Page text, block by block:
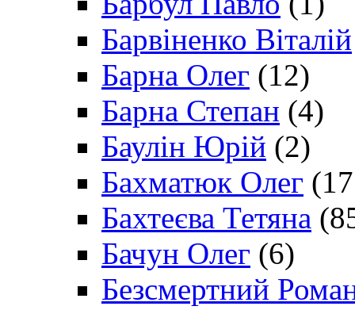
Барвіненко Віталій
Барна Олег (12)
Барна Степан (4)
Баулін Юрій (2)
Бахматюк Олег
Бахтеєва Тетяна
Бачун Олег (6)
Безсмертний